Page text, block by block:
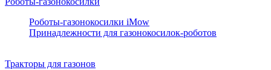
Роботы-газонокосилки iMow
Принадлежности для газонокосилок-роботов
Тракторы для газонов